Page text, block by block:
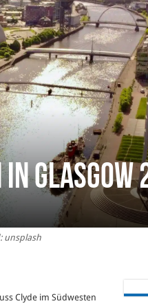
in Glasgow
unsplash
Clyde im Südwesten